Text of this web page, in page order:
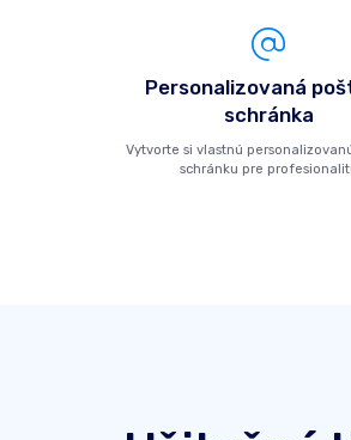
Personalizovaná
schránka
Vytvorte si vlastnú
schránku pre